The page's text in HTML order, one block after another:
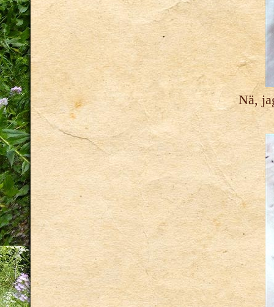
Nä,